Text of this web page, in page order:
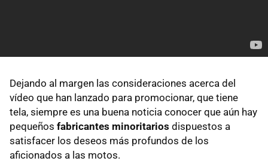
Dejando al margen las consideraciones acerca del
vídeo que han lanzado para promocionar, que tiene
tela, siempre es una buena noticia conocer que aún hay
pequeños fabricantes minoritarios dispuestos a
satisfacer los deseos más profundos de los
aficionados a las motos.